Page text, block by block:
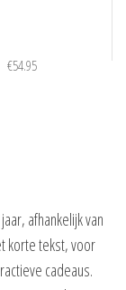
€54.95
afhankelijk van
korte tekst, voor
cadeaus.